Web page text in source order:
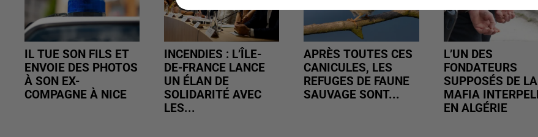
IL TUE SON FILS ET
ENVOIE DES PHOTOS
À SON EX-
COMPAGNE À NICE
INCENDIES : L’ÎLE-
DE-FRANCE LANCE
UN ÉLAN DE
SOLIDARITÉ AVEC
LES...
APRÈS TOUTES CES
CANICULES, LES
REFUGES DE FAUNE
SAUVAGE SONT...
L’UN DES
FONDATEURS
SUPPOSÉS DE
MAFIA
EN ALGÉRIE